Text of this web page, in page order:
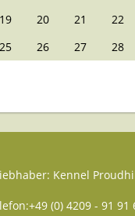
19 20 21 22
25 26 27 28
Kennel
(0) 4209 - 91 91